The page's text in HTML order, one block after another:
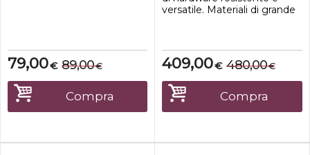
€
79,00 €
89,00
Compra
versatile. Materiali di grande
che pretendono la massima
affidabilità dal loro set di
hardware. Tutti i prodotti
sono disponibili sia in finitura
croma...
€
409,00 €
480,00
Compra